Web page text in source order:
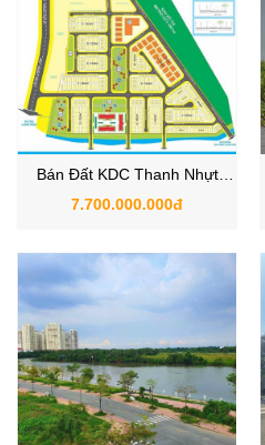
Bán Đất KDC Thanh Nhựt
Phạm Hữu Lầu Nhà Bè
7.700.000.000đ